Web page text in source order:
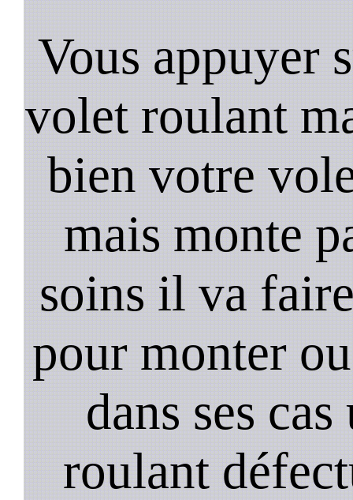
Vous appuyer
volet roulant
bien votre
mais monte
soins il va
pour monter
dans ses
roulant